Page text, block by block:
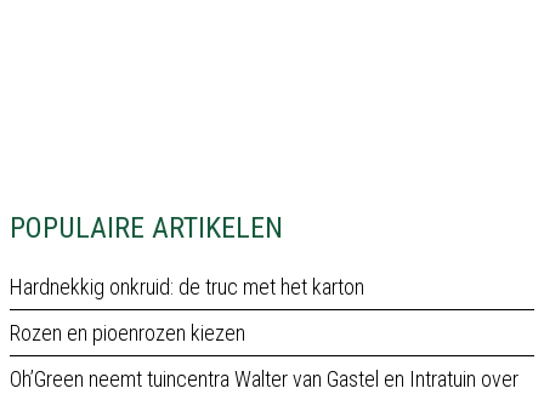
POPULAIRE ARTIKELEN
Hardnekkig onkruid: de truc met het karton
Rozen en pioenrozen kiezen
Oh’Green neemt tuincentra Walter van Gastel en Intratuin over